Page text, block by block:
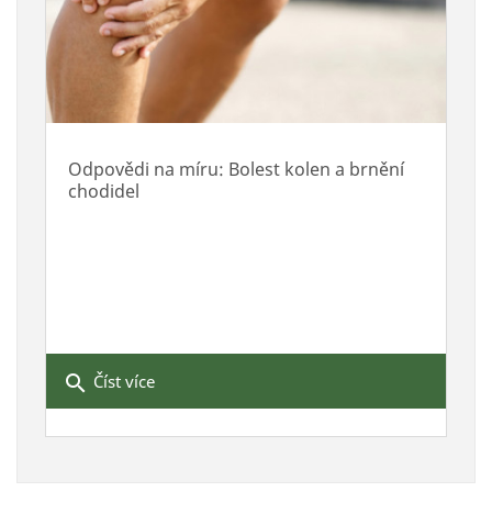
Odpovědi na míru: Bolest kolen a brnění
chodidel
search Číst více